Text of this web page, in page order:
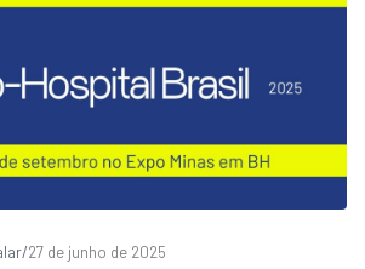
/27 de junho de 2025